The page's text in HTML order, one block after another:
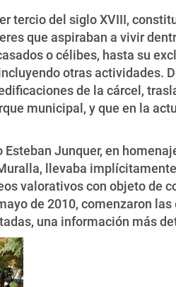
tercio del siglo XVIII,
que aspiraban a vivir
o célibes, hasta su
otras actividades.
de la cárcel,
municipal, y que en la
Junquer, en
llevaba
valorativos con objeto de
de 2010, comenzaron
una información más